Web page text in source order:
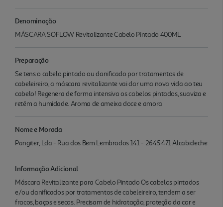
Denominação
MÁSCARA SOFLOW Revitalizante Cabelo Pintado 400ML
Preparação
Se tens o cabelo pintado ou danificado por tratamentos de
cabeleireiro, a máscara revitalizante vai dar uma nova vida ao teu
cabelo! Regenera de forma intensiva os cabelos pintados, suaviza e
retém a humidade. Aroma de ameixa doce e amora
Nome e Morada
Pangiter, Lda - Rua dos Bem Lembrados 141 - 2645 471 Alcabideche
Informação Adicional
Máscara Revitalizante para Cabelo Pintado Os cabelos pintados
e/ou danificados por tratamentos de cabeleireiro, tendem a ser
fracos, baços e secos. Precisam de hidratação, proteção da cor e